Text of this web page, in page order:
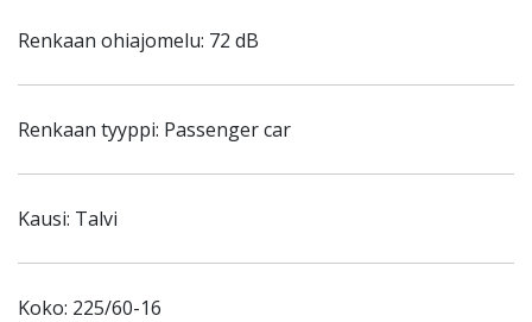
Renkaan ohiajomelu: 72 dB
Renkaan tyyppi: Passenger car
Kausi: Talvi
Koko: 225/60-16